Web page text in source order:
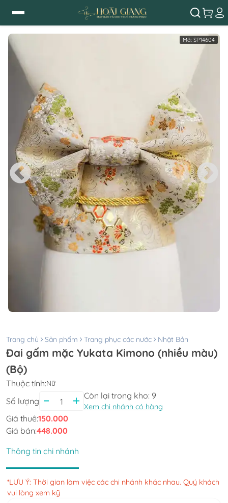
Mã: SP14604
Trang chủ Sản phẩm Trang phục các nước Nhật Bản
Đai gấm mặc Yukata Kimono (nhiều màu)
(Bộ)
Thuộc tính:Nữ
Số lượng
Còn lại trong kho: 9
Xem chi nhánh có hàng
Giá thuê:150.000
Giá bán:448.000
Thông tin chi nhánh
*LƯU Ý: Thời gian làm việc các chi nhánh khác nhau. Quý khách
vui lòng xem kỹ